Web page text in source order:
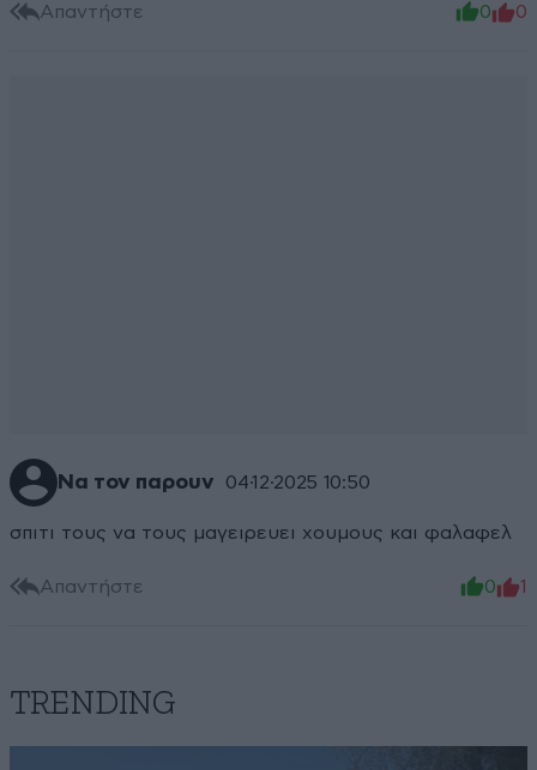
Απαντήστε 0 0
Να τον παρουν 04·12·2025 10:50
σπιτι τους να τους μαγειρευει χουμους και φαλαφελ
Απαντήστε 0 1
TRENDING